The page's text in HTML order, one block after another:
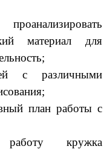
материал для
с различными
план работы с
работу кружка